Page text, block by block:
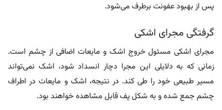
پس از بهبود عفونت برطرف می‌شود.
گرفتگی مجرای اشکی
مجرای اشکی مسئول خروج اشک و مایعات اضافی از چشم است.
زمانی که به دلایلی این مجرا دچار انسداد شود، اشک نمی‌تواند
مسیر طبیعی خود را طی کند. در نتیجه، اشک و مایعات در اطراف
چشم جمع شده و به شکل پف قابل مشاهده خواهند بود.